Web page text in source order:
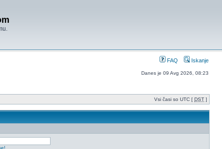
FAQ Iskanje
Danes je 09 Avg 2026, 08:23
Vsi časi so UTC [ DST ]